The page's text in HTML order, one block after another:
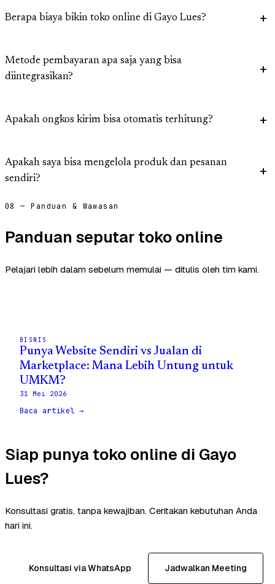
Berapa biaya bikin toko online di Gayo Lues?
Metode pembayaran apa saja yang bisa
diintegrasikan?
Apakah ongkos kirim bisa otomatis terhitung?
Apakah saya bisa mengelola produk dan pesanan
sendiri?
08 — Panduan & Wawasan
Panduan seputar toko online
Pelajari lebih dalam sebelum memulai — ditulis oleh tim kami.
BISNIS
Punya Website Sendiri vs Jualan di
Marketplace: Mana Lebih Untung untuk
UMKM?
31 Mei 2026
Baca artikel →
Siap punya toko online di Gayo
Lues?
Konsultasi gratis, tanpa kewajiban. Ceritakan kebutuhan Anda
hari ini.
Konsultasi via WhatsApp Jadwalkan Meeting